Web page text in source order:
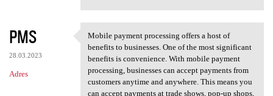
PMS
28.03.2023
Adres
Mobile payment processing
Mobile payment processing offers a host of
benefits to businesses. One of the most significant
benefits is convenience. With mobile payment
processing, businesses can accept payments from
customers anytime and anywhere. This means you
can accept payments at trade shows, pop-up shops,